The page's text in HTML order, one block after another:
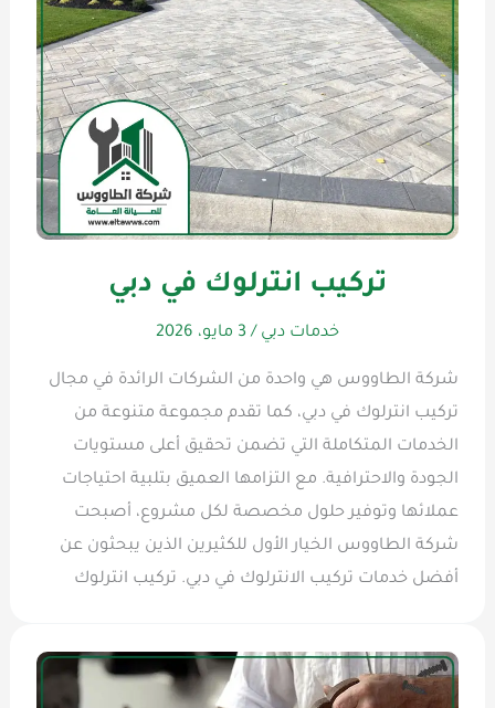
تركيب انترلوك في دبي
خدمات دبي / 3 مايو، 2026
شركة الطاووس هي واحدة من الشركات الرائدة في مجال
تركيب انترلوك في دبي، كما تقدم مجموعة متنوعة من
الخدمات المتكاملة التي تضمن تحقيق أعلى مستويات
الجودة والاحترافية. مع التزامها العميق بتلبية احتياجات
عملائها وتوفير حلول مخصصة لكل مشروع، أصبحت
شركة الطاووس الخيار الأول للكثيرين الذين يبحثون عن
أفضل خدمات تركيب الانترلوك في دبي. تركيب انترلوك